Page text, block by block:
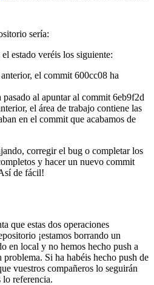
sería:
estado veréis los siguiente:
el commit 600cc08 ha
al apuntar al commit 6eb9f2d
el área de trabajo contiene las
en el commit que acabamos de
corregir el bug o completar los
y hacer un nuevo commit
de fácil!
que estas dos operaciones
¡estamos borrando un
en local y no hemos hecho push a
Si ha habéis hecho push de
vuestros compañeros lo seguirán
lo referencia.